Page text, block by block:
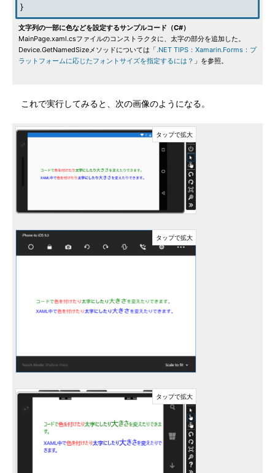
}
文字列の一部に色などを設定するサンプルコード（C#）
MainPage.xaml.csファイルのコンストラクタに、太字の部分を追加した。
Device.GetNamedSizeメソッドについては「.NET TIPS：Xamarin.Forms：プ
ラットフォームに応じたフォントサイズを指定するには？ 」を参照。
これで実行してみると、次の画像のようになる。